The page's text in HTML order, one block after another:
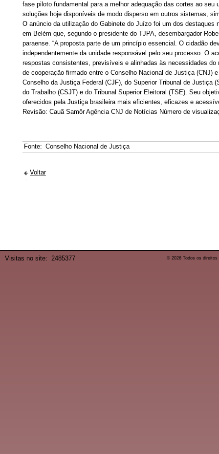
fase piloto fundamental para a melhor adequação das cortes ao
soluções hoje disponíveis de modo disperso em outros sistemas,
O anúncio da utilização do Gabinete do Juízo foi um dos
em Belém que, segundo o presidente do TJPA, desembargador
paraense. “A proposta parte de um princípio essencial. O cidadão
independentemente da unidade responsável pelo seu processo. O
respostas consistentes, previsíveis e alinhadas às necessidades
de cooperação firmado entre o Conselho Nacional de Justiça (CNJ)
Conselho da Justiça Federal (CJF), do Superior Tribunal de Justiça
do Trabalho (CSJT) e do Tribunal Superior Eleitoral (TSE). Seu
oferecidos pela Justiça brasileira mais eficientes, eficazes e
Revisão: Cauã Samôr Agência CNJ de Notícias Número de
Fonte: Conselho Nacional de Justiça
Voltar
Visitas no site: 2485377 © 2026 Todos os direitos